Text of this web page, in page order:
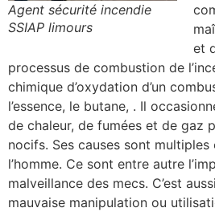
Agent sécurité incendie
SSIAP limours
et
processus de combustion de
chimique d’oxydation d’un
l’essence, le butane, . Il
de chaleur, de fumées et de gaz
nocifs. Ses causes sont
l’homme. Ce sont entre autre
malveillance des mecs. C’est
mauvaise manipulation ou